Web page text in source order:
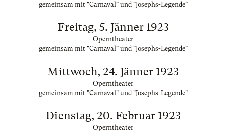
gemeinsam mit "Carnaval" und "Josephs-Legende"
Freitag, 5. Jänner 1923
Operntheater
gemeinsam mit "Carnaval" und "Josephs-Legende"
Mittwoch, 24. Jänner 1923
Operntheater
gemeinsam mit "Carnaval" und "Josephs-Legende"
Dienstag, 20. Februar 1923
Operntheater